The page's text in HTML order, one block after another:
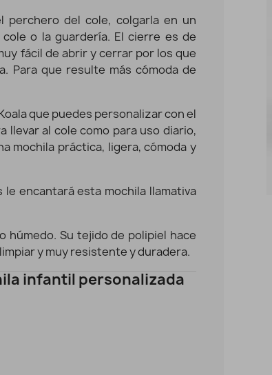
perchero del cole, colgarla en un
o la guardería. El cierre es de
fácil de abrir y cerrar por los que
Para que resulte más cómoda de
que puedes personalizar con el
llevar al cole como para uso diario,
mochila práctica, ligera, cómoda y
encantará esta mochila llamativa
húmedo. Su tejido de polipiel hace
y muy resistente y duradera.
infantil personalizada